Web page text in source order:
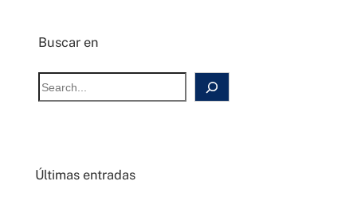
Buscar en
S
e
h
Últimas entradas